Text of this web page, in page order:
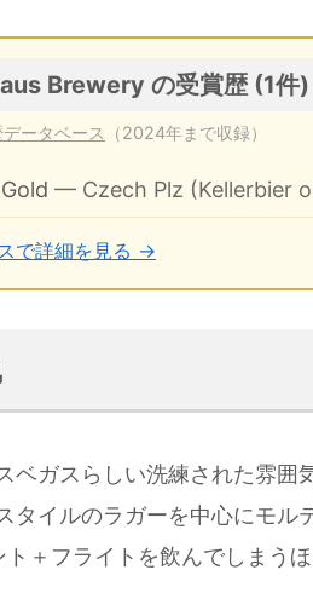
Brewery の受賞歴 (1件)
ータベース （2024年まで収録）
— Czech Plz (Kellerbier
で詳細を見る →
ベガスらしい洗練された雰囲
タイルのラガーを中心にモル
＋フライトを飲んでしまう